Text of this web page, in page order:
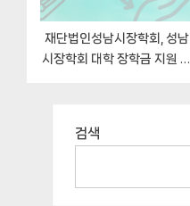
재단법인성남시장학회, 성남
시장학회 대학 장학금 지원 정
검색